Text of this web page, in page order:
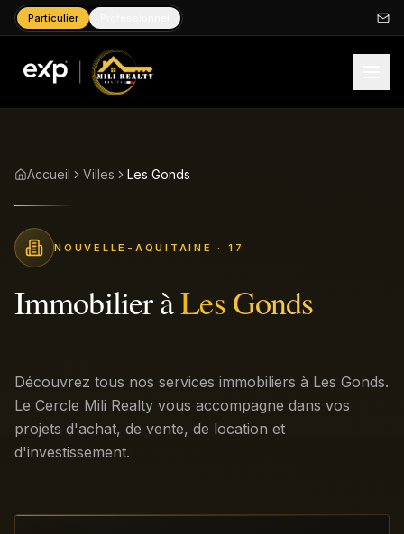
Particulier
Accueil Villes Les Gonds
NOUVELLE-AQUITAINE · 17
Immobilier àLes Gonds
Découvrez tous nos services immobiliers à Les Gonds.
Le Cercle Mili Realty vous accompagne dans vos
projets d'achat, de vente, de location et
d'investissement.